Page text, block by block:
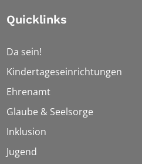
Quicklinks
Da sein!
Kindertageseinrichtungen
Ehrenamt
Glaube & Seelsorge
Inklusion
Jugend